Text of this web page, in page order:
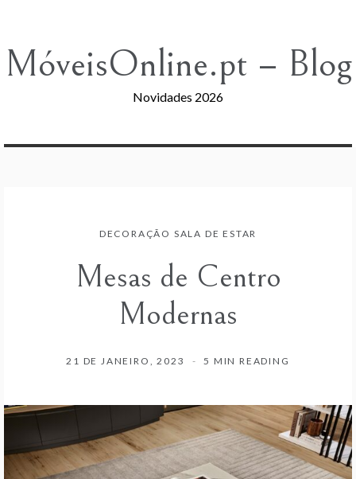
content
MóveisOnline.pt – Blog
Novidades 2026
DECORAÇÃO SALA DE ESTAR
Mesas de Centro
Modernas
21 DE JANEIRO, 2023 5 MIN READING